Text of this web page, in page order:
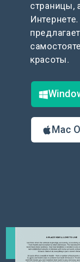
страницы,
красоты.
Mac